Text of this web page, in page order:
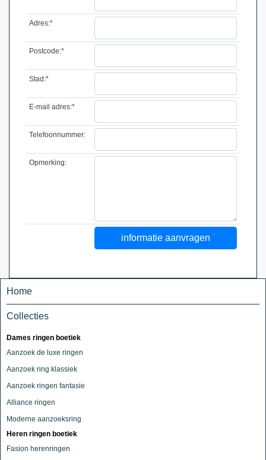
Adres:*
Postcode:*
Stad:*
E-mail adres:*
Telefoonnummer:
Opmerking:
Home
Collecties
Dames ringen boetiek
Aanzoek de luxe ringen
Aanzoek ring klassiek
Aanzoek ringen fantasie
Alliance ringen
Moderne aanzoeksring
Heren ringen boetiek
Fasion herenringen